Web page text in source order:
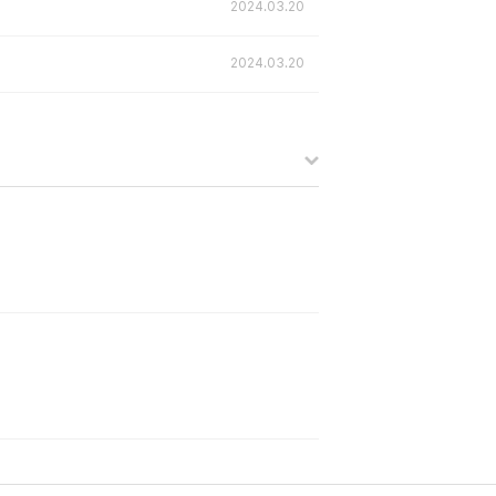
2024.03.20
2024.03.20